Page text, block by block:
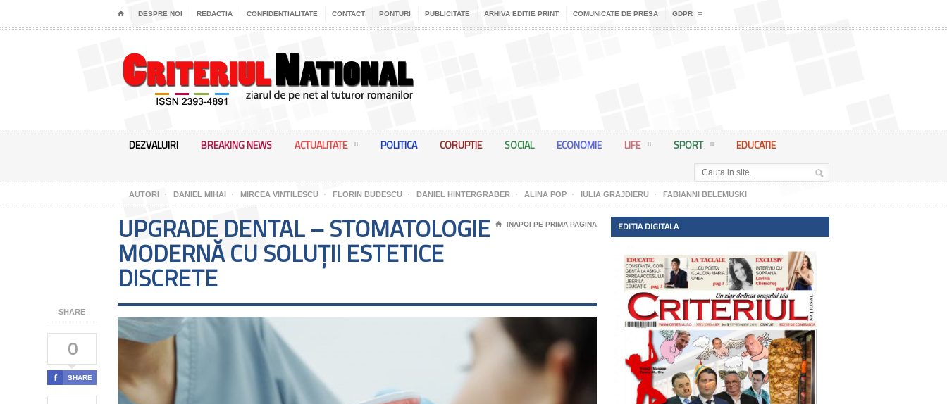
⌂ DESPRE NOI REDACTIA CONFIDENTIALITATE CONTACT PONTURI PUBLICITATE ARHIVA EDITIE PRINT COMUNICATE DE PRESA GDPR
DEZVALUIRI BREAKING NEWS ACTUALITATE POLITICA CORUPTIE SOCIAL ECONOMIE LIFE SPORT EDUCATIE
AUTORI DANIEL MIHAI MIRCEA VINTILESCU FLORIN BUDESCU DANIEL HINTERGRABER ALINA POP IULIA GRAJDIERU FABIANNI BELEMUSKI
SHARE
0
 SHARE
UPGRADE DENTAL – STOMATOLOGIE
MODERNĂ CU SOLUȚII ESTETICE
DISCRETE
⌂ INAPOI PE PRIMA PAGINA EDITIA DIGITALA